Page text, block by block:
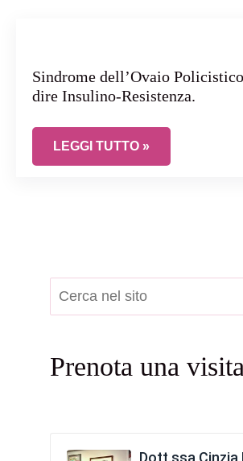
Sindrome dell’Ovaio
dire Insulino-Resistenza.
SINDROME DELL’OVAIO
LEGGI TUTTO »
Cerca
Prenota una visita